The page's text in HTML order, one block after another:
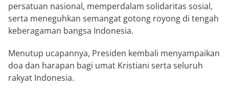
persatuan nasional, memperdalam solidaritas sosial,
serta meneguhkan semangat gotong royong di tengah
keberagaman bangsa Indonesia.
Menutup ucapannya, Presiden kembali menyampaikan
doa dan harapan bagi umat Kristiani serta seluruh
rakyat Indonesia.